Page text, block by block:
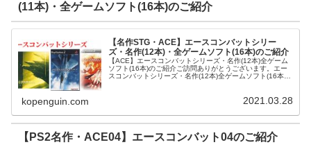
(11本)・全ゲームソフト(16本)のご紹介
【名作STG・ACE】エースコンバットシリー
ズ・名作(12本)・全ゲームソフト(16本)のご紹介
【ACE】エースコンバットシリーズ・名作(12本)全ゲーム
ソフト(16本)のご紹介ご訪問ありがとうございます。エー
スコンバットシリーズ・名作(12本)全ゲームソフト(16本)
kopenguin.com 2021.03.28
【PS2名作・ACE04】エースコンバット04のご紹介